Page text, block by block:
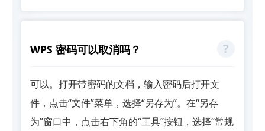
WPS 密码可以取消吗？
可以。打开带密码的文档，输入密码后打开文
件，点击“文件”菜单，选择“另存为”。在“另存
为”窗口中，点击右下角的“工具”按钮，选择“常规